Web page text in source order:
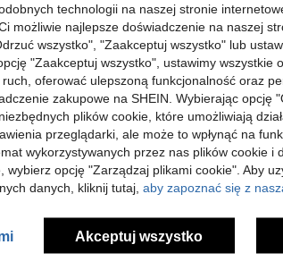
Pomocny (0)
technologii na naszej stronie
możliwie najlepsze doświadczenie na naszej
wszystko", "Zaakceptuj wszystko" lub
"Zaakceptuj wszystko", ustawimy wszystkie
oferować ulepszoną funkcjonalność oraz
zakupowe na SHEIN. Wybierając opcję
plików cookie, które umożliwiają
przeglądarki, ale może to wpłynąć na
wykorzystywanych przez nas plików cookie i
wybierz opcję "Zarządzaj plikami cookie". Aby
danych, kliknij tutaj, aby zapoznać się z
Akceptuj wszystko